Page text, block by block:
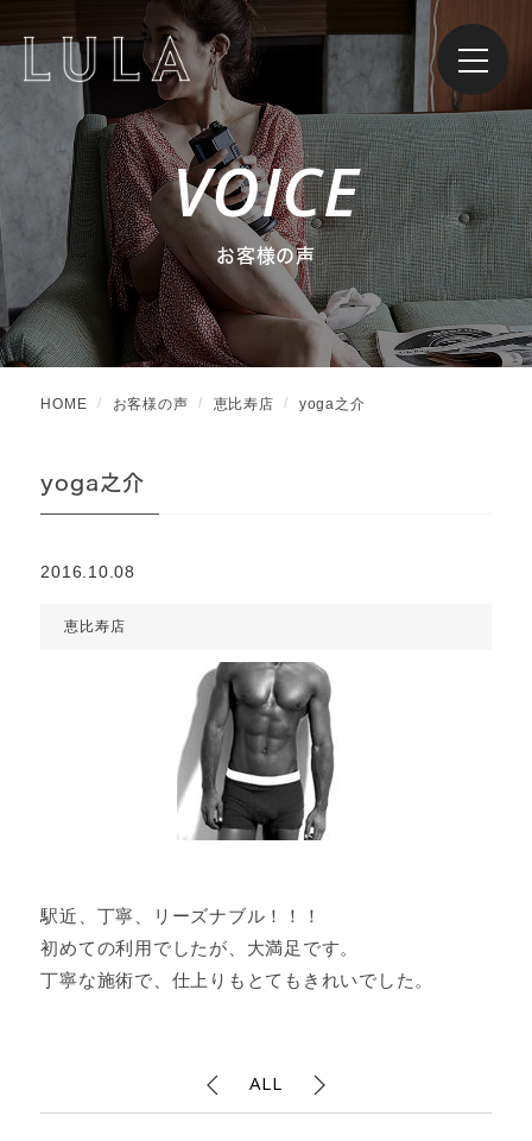
VOICE
お客様の声
HOME お客様の声 恵比寿店 yoga之介
yoga之介
2016.10.08
恵比寿店
駅近、丁寧、リーズナブル！！！
初めての利用でしたが、大満足です。
丁寧な施術で、仕上りもとてもきれいでした。
ALL